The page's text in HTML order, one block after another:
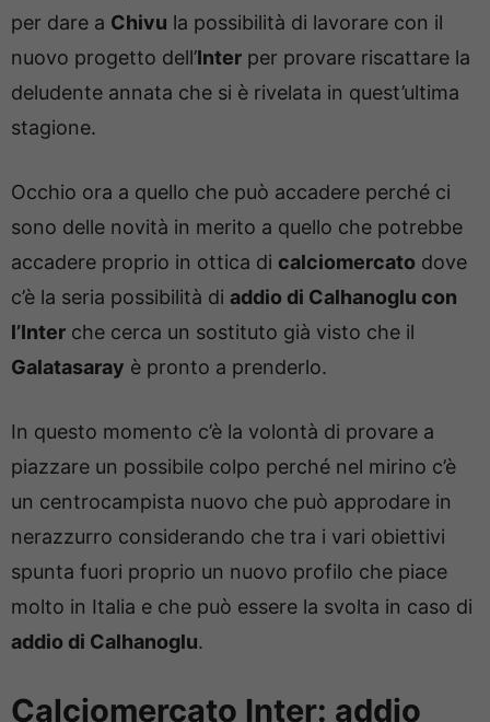
per dare a Chivu la possibilità di lavorare con il
nuovo progetto dell’Inter per provare riscattare la
deludente annata che si è rivelata in quest’ultima
stagione.
Occhio ora a quello che può accadere perché ci
sono delle novità in merito a quello che potrebbe
accadere proprio in ottica di calciomercato dove
c’è la seria possibilità di addio di Calhanoglu con
l’Inter che cerca un sostituto già visto che il
Galatasaray è pronto a prenderlo.
In questo momento c’è la volontà di provare a
piazzare un possibile colpo perché nel mirino c’è
un centrocampista nuovo che può approdare in
nerazzurro considerando che tra i vari obiettivi
spunta fuori proprio un nuovo profilo che piace
molto in Italia e che può essere la svolta in caso di
addio di Calhanoglu.
Calciomercato Inter: addio